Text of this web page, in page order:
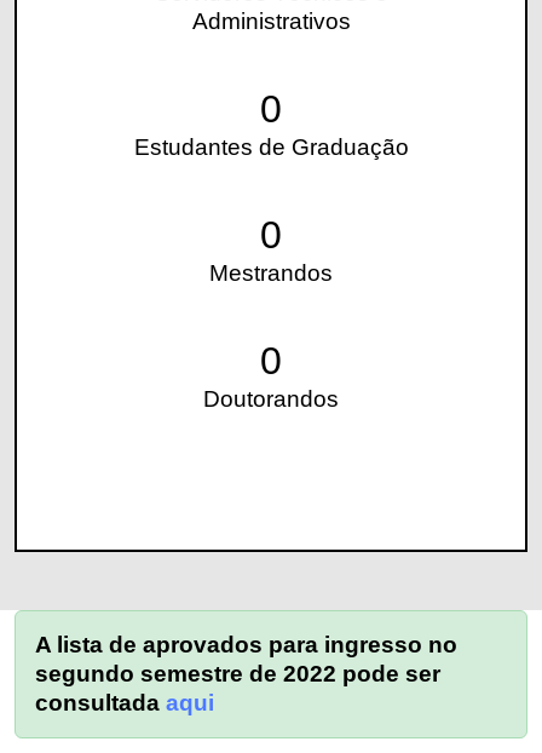
Administrativos
0
Estudantes de Graduação
0
Mestrandos
0
Doutorandos
A lista de aprovados para ingresso no
segundo semestre de 2022 pode ser
consultada aqui